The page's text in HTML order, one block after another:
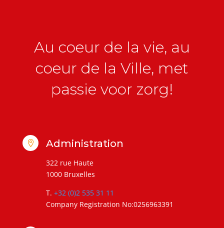
Au coeur de la vie, au
coeur de la Ville, met
passie voor zorg!
 Administration
322 rue Haute
1000 Bruxelles
T. +32 (0)2 535 31 11
Company Registration No:0256963391